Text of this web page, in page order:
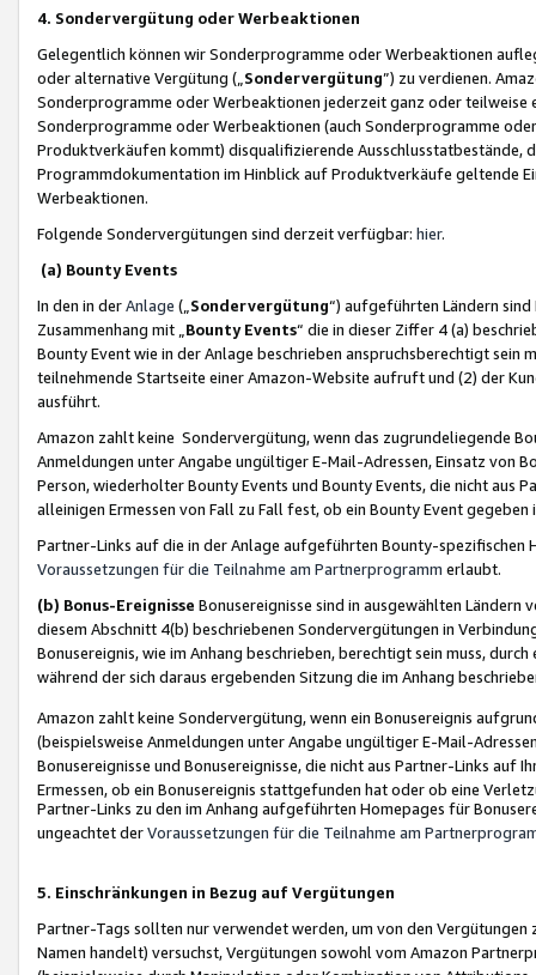
4. Sondervergütung oder Werbeaktionen
Gelegentlich können wir Sonderprogramme oder Werbeaktionen
oder alternative Vergütung („ Sondervergütung”) zu verdienen.
Sonderprogramme oder Werbeaktionen jederzeit ganz oder
Sonderprogramme oder Werbeaktionen (auch Sonderprogramme
Produktverkäufen kommt) disqualifizierende Ausschlusstatbestände,
Programmdokumentation im Hinblick auf Produktverkäufe geltende
Werbeaktionen.
Folgende Sondervergütungen sind derzeit verfügbar: hier.
(a) Bounty Events
In den in derAnlage („ Sondervergütung“) aufgeführten Ländern
Zusammenhang mit „ Bounty Events“ die in dieser Ziffer 4 (a)
Bounty Event wie in der Anlage beschrieben anspruchsberechtigt sein
teilnehmende Startseite einer Amazon-Website aufruft und (2) der
ausführt.
Amazon zahlt keine Sondervergütung, wenn das zugrundeliegende
Anmeldungen unter Angabe ungültiger E-Mail-Adressen, Einsatz von
Person, wiederholter Bounty Events und Bounty Events, die nicht
alleinigen Ermessen von Fall zu Fall fest, ob ein Bounty Event
Partner-Links auf die in der Anlage aufgeführten Bounty-spezifischen
Voraussetzungen für die Teilnahme am Partnerprogramm erlaubt.
(b) Bonus-Ereignisse Bonusereignisse sind in ausgewählten Ländern
diesem Abschnitt 4(b) beschriebenen Sondervergütungen in
Bonusereignis, wie im Anhang beschrieben, berechtigt sein muss,
während der sich daraus ergebenden Sitzung die im Anhang
Amazon zahlt keine Sondervergütung, wenn ein Bonusereignis
(beispielsweise Anmeldungen unter Angabe ungültiger E-Mail-
Bonusereignisse und Bonusereignisse, die nicht aus Partner-Links auf
Ermessen, ob ein Bonusereignis stattgefunden hat oder ob eine
Partner-Links zu den im Anhang aufgeführten Homepages für
ungeachtet derVoraussetzungen für die Teilnahme am
5. Einschränkungen in Bezug auf Vergütungen
Partner-Tags sollten nur verwendet werden, um von den
Namen handelt) versuchst, Vergütungen sowohl vom Amazon